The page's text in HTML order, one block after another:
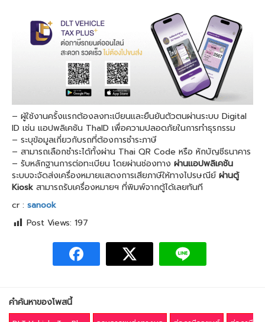
– ผู้ใช้งานครั้งแรกต้องลงทะเบียนและยืนยันตัวตนผ่านระบบ Digital
ID เช่น แอปพลิเคชัน ThaID เพื่อความปลอดภัยในการทำธุรกรรม
– ระบุข้อมูลเกี่ยวกับรถที่ต้องการชำระภาษี
– สามารถเลือกชำระได้ทั้งผ่าน Thai QR Code หรือ หักบัญชีธนาคาร
– รับหลักฐานการต่อทะเบียน โดยผ่านช่องทาง ผ่านแอปพลิเคชัน
ระบบจะจัดส่งเครื่องหมายแสดงการเสียภาษีให้ทางไปรษณีย์ผ่านตู้
Kiosk สามารถรับเครื่องหมายฯ ที่พิมพ์จากตู้ได้เลยทันที
cr : sanook
Post Views: 197
คำค้นหาของโพสนี้